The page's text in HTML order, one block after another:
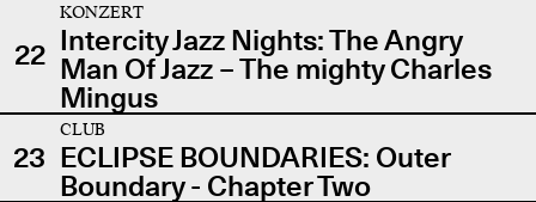
22
KONZERT
Intercity Jazz Nights: The Angry
Man Of Jazz – The mighty Charles
Mingus
23
CLUB
ECLIPSE BOUNDARIES: Outer
Boundary - Chapter Two